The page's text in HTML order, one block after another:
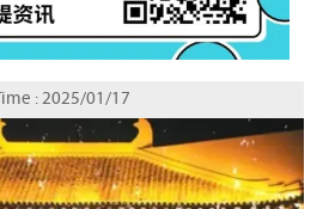
Time : 2025/01/17